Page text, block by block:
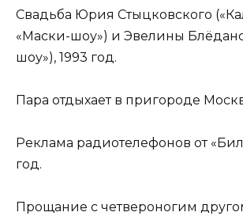
Свадьба Юрия Стыцковского
«Маски-шоу») и Эвелины
шоу»), 1993 год.
Пара отдыхает в пригороде
Реклама радиотелефонов от
год.
Прощание с четвероногим